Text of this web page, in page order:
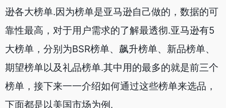
逊各大榜单.因为榜单是亚马逊自己做的，数据的可
靠性最高，对于用户需求的了解最透彻.亚马逊有5
大榜单，分别为BSR榜单、飙升榜单、新品榜单、
期望榜单以及礼品榜单.其中用的最多的就是前三个
榜单，接下来一一介绍如何通过这些榜单来选品，
下面都是以美国市场为例.